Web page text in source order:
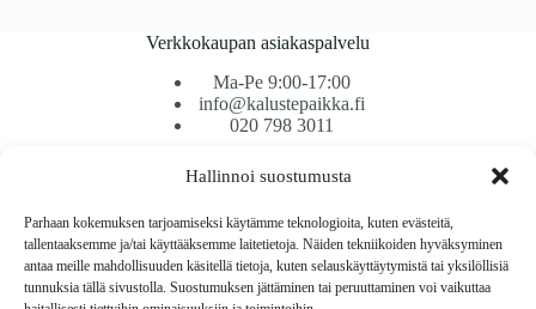
Hallinnoi suostumusta
Parhaan kokemuksen tarjoamiseksi käytämme teknologioita, kuten evästeitä,
tallentaaksemme ja/tai käyttääksemme laitetietoja. Näiden tekniikoiden hyväksyminen
antaa meille mahdollisuuden käsitellä tietoja, kuten selauskäyttäytymistä tai yksilöllisiä
tunnuksia tällä sivustolla. Suostumuksen jättäminen tai peruuttaminen voi vaikuttaa
Verkkokaupan asiakaspalvelu
Ma-Pe 9:00-17:00
info@kalustepaikka.fi
020 798 3011
Tavarantoimitus / Maksutavat
Toimitustavat
Maksutavat
Vaihto ja palautus
Reklamaatiot